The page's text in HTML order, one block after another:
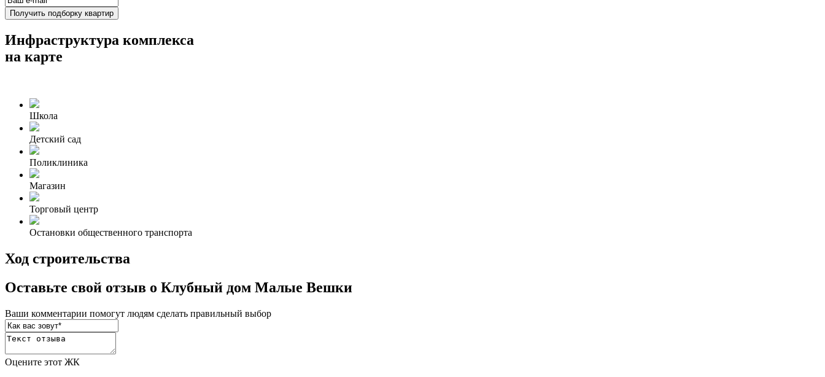
Получить подборку квартир
Инфраструктура комплекса
на карте
Школа
Детский сад
Поликлиника
Магазин
Торговый центр
Остановки общественного транспорта
Ход строительства
Оставьте свой отзыв о Клубный дом Малые Вешки
Ваши комментарии помогут людям сделать правильный выбор
Оцените этот ЖК